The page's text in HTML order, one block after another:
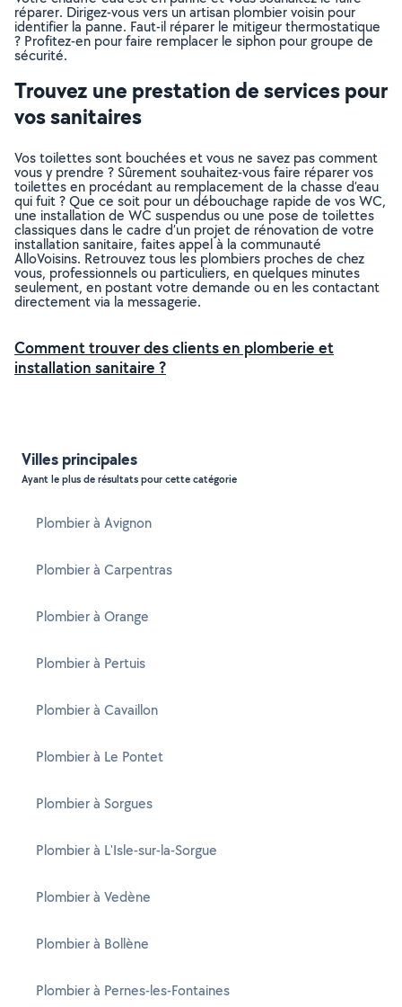
réparer. Dirigez-vous vers un artisan plombier voisin pour
identifier la panne. Faut-il réparer le mitigeur thermostatique
? Profitez-en pour faire remplacer le siphon pour groupe de
sécurité.
Trouvez une prestation de services pour
vos sanitaires
Vos toilettes sont bouchées et vous ne savez pas comment
vous y prendre ? Sûrement souhaitez-vous faire réparer vos
toilettes en procédant au remplacement de la chasse d’eau
qui fuit ? Que ce soit pour un débouchage rapide de vos WC,
une installation de WC suspendus ou une pose de toilettes
classiques dans le cadre d’un projet de rénovation de votre
installation sanitaire, faites appel à la communauté
AlloVoisins. Retrouvez tous les plombiers proches de chez
vous, professionnels ou particuliers, en quelques minutes
seulement, en postant votre demande ou en les contactant
directement via la messagerie.
Comment trouver des clients en plomberie et
installation sanitaire ?
Villes principales
Ayant le plus de résultats pour cette catégorie
Plombier à Avignon
Plombier à Carpentras
Plombier à Orange
Plombier à Pertuis
Plombier à Cavaillon
Plombier à Le Pontet
Plombier à Sorgues
Plombier à L'Isle-sur-la-Sorgue
Plombier à Vedène
Plombier à Bollène
Plombier à Pernes-les-Fontaines